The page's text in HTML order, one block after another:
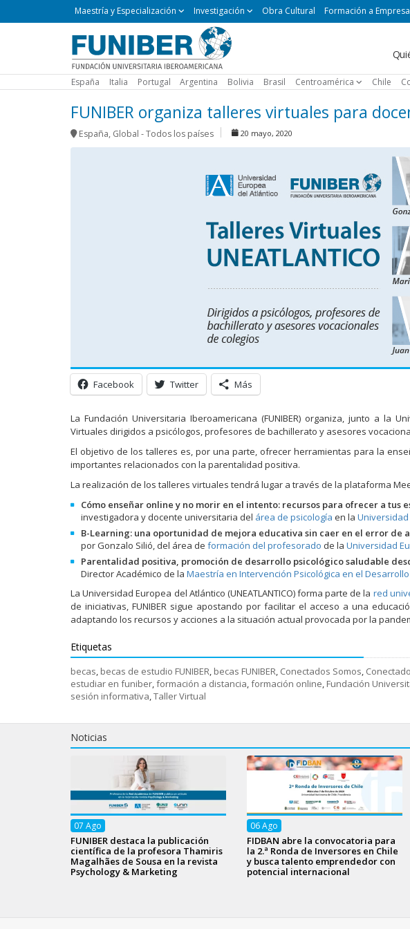
Maestría
Maestría y Especialización Investigación Obra Cultural Formación a
España Italia Portugal Argentina Bolivia Brasil Centroamérica Chile
FUNIBER organiza talleres virtuales para
España, Global - Todos los países 20 mayo, 2020
Facebook Twitter Más
La Fundación Universitaria Iberoamericana (FUNIBER) organiza, junto a la
Virtuales dirigidos a psicólogos, profesores de bachillerato y asesores
El objetivo de los talleres es, por una parte, ofrecer herramientas para la
importantes relacionados con la parentalidad positiva.
La realización de los talleres virtuales tendrá lugar a través de la plataforma
Cómo enseñar online y no morir en el intento: recursos para ofrecer a tus
investigadora y docente universitaria del área de psicología en la Universidad
B-Learning: una oportunidad de mejora educativa sin caer en el error de
por Gonzalo Silió, del área de formación del profesorado de la Universidad
Parentalidad positiva, promoción de desarrollo psicológico saludable
Director Académico de la Maestría en Intervención Psicológica en el
La Universidad Europea del Atlántico (UNEATLANTICO) forma parte de la red
de iniciativas, FUNIBER sigue apostando por facilitar el acceso a una
adaptando los recursos y acciones a la situación actual provocada por la
Etiquetas
becas, becas de estudio FUNIBER, becas FUNIBER, Conectados Somos,
estudiar en funiber,formación a distancia,formación online, Fundación
sesión informativa,Taller Virtual
Noticias
07 Ago
FUNIBER destaca la publicación
científica de la profesora Thamiris
Magalhães de Sousa en la revista
Psychology & Marketing
06Ago
FIDBAN abre la convocatoria para
la 2.ª Ronda de Inversores en Chile
y busca talento emprendedor con
potencial internacional